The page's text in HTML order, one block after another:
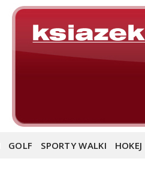
GOLF SPORTY WALKI HOKEJ